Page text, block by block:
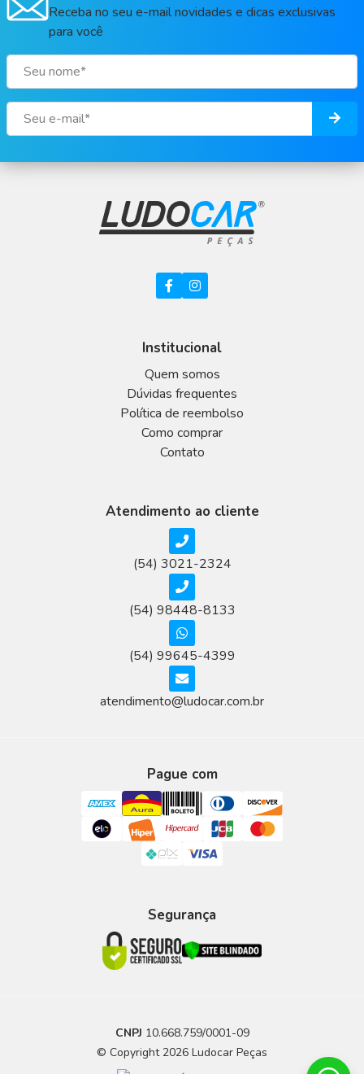
Receba no seu e-mail novidades e dicas exclusivas
para você
Institucional
Quem somos
Dúvidas frequentes
Política de reembolso
Como comprar
Contato
Atendimento ao cliente
(54) 3021-2324
(54) 98448-8133
(54) 99645-4399
atendimento@ludocar.com.br
Pague com
Segurança
CNPJ 10.668.759/0001-09
© Copyright 2026 Ludocar Peças